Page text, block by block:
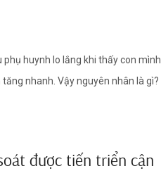
phụ huynh lo lắng khi thấy con mình
nhanh. Vậy nguyên nhân là gì?
được tiến triển cận